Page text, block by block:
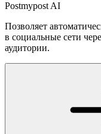
Postmypost AI
Позволяет
в социальные сети
аудитории.